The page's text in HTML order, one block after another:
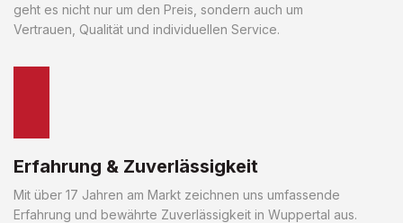
geht es nicht nur um den Preis, sondern auch um
Vertrauen, Qualität und individuellen Service.
Erfahrung & Zuverlässigkeit
Mit über 17 Jahren am Markt zeichnen uns umfassende
Erfahrung und bewährte Zuverlässigkeit in Wuppertal aus.